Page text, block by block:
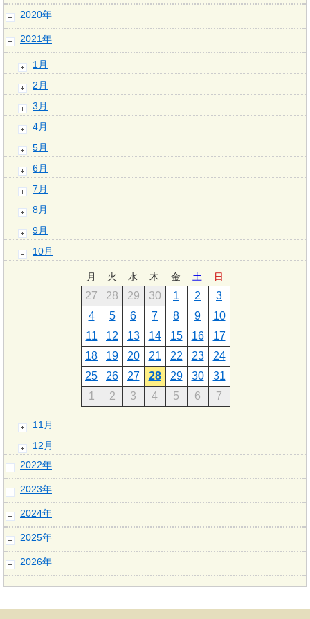
2020年
2021年
1月
2月
3月
4月
5月
6月
7月
8月
9月
10月
月 火 水 木 金 土 日
27 28 29 30 1 2
3
4
5 6 7 8 9
10
11
12 13 14 15 16
17
18
19 20 21 22 23
24
25
26 27 28 29 30
31
1
2 3 4 5 6 7
11月
12月
2022年
2023年
2024年
2025年
2026年